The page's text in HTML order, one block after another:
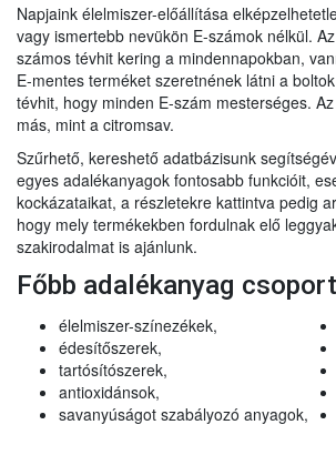
Napjaink élelmiszer-előállítása
vagy ismertebb nevükön E-számok nélkül.
számos tévhit kering a mindennapokban,
E-mentes terméket szeretnének látni a
tévhit, hogy minden E-szám mesterséges.
más, mint a citromsav.
Szűrhető, kereshető adatbázisunk
egyes adalékanyagok fontosabb funkcióit,
kockázataikat, a részletekre kattintva pedig
hogy mely termékekben fordulnak elő
szakirodalmat is ajánlunk.
Főbb adalékanyag
élelmiszer-színezékek,
édesítőszerek,
tartósítószerek,
antioxidánsok,
savanyúságot szabályozó anyagok,